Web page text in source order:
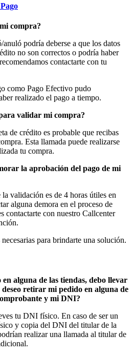
compra?
podría deberse a que los datos
no son correctos o podría haber
contactarte con tu
como Pago Efectivo pudo
realizado el pago a tiempo.
validar mi compra?
de crédito es probable que recibas
Esta llamada puede realizarse
tu compra.
la aprobación del pago de mi
validación es de 4 horas útiles en
alguna demora en el proceso de
contactarte con nuestro Callcenter
para brindarte una solución.
alguna de las tiendas, debo llevar
retirar mi pedido en alguna de
y mi DNI?
tu DNI físico. En caso de ser un
y copia del DNI del titular de la
realizar una llamada al titular de